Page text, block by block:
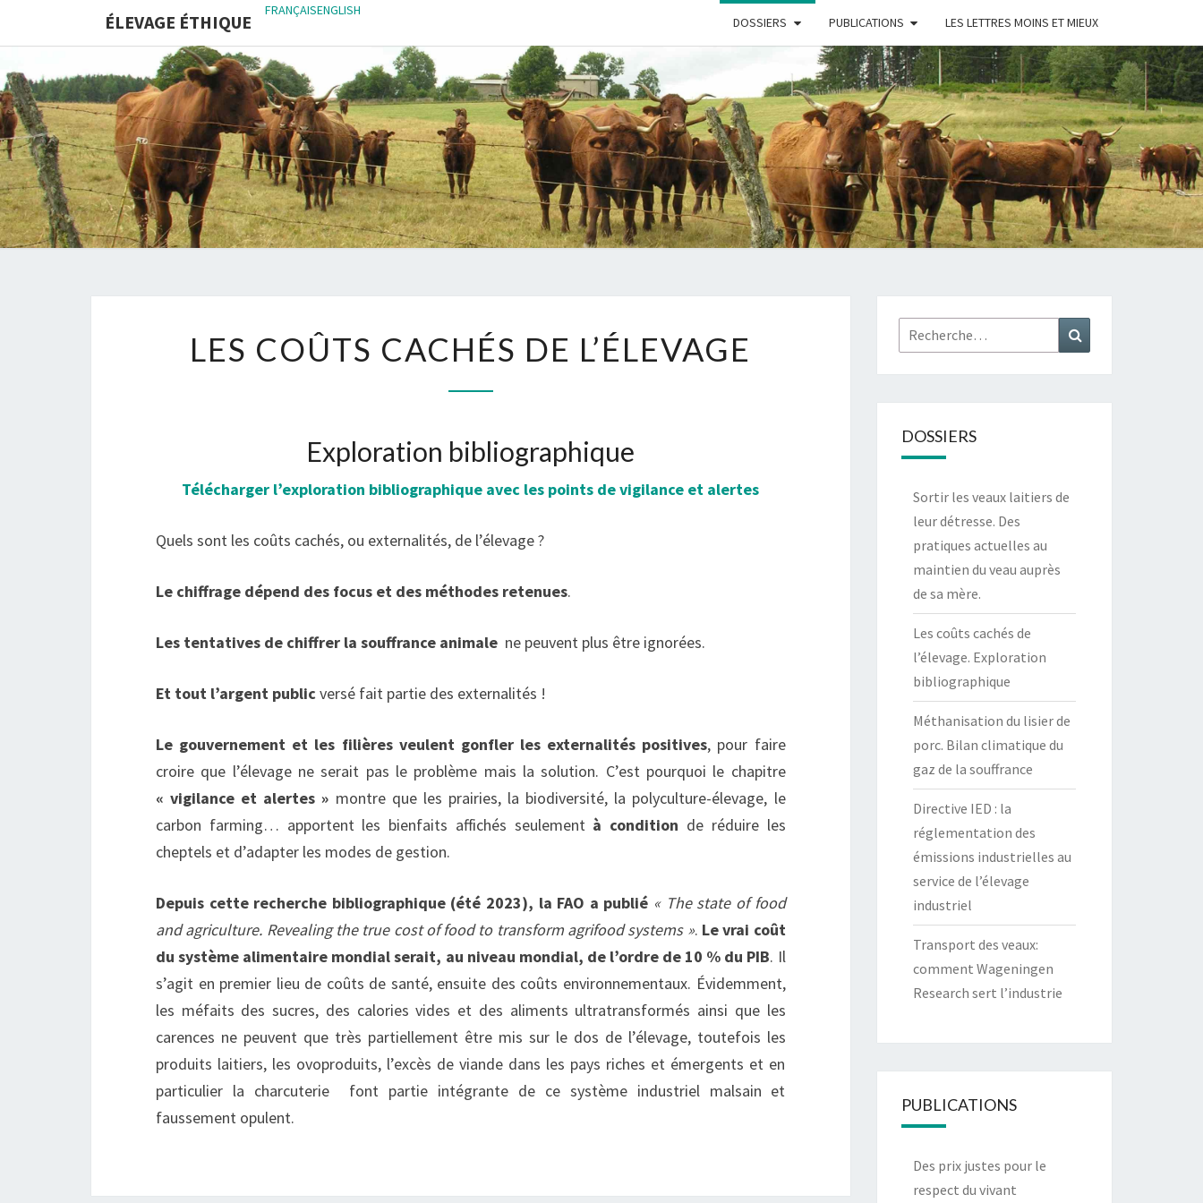
ÉLEVAGE ÉTHIQUE
FRANÇAISENGLISH
DOSSIERS PUBLICATIONS LES LETTRES MOINS ET MIEUX
ÉLEVAGE
ÉTHIQUE
COÛTS
LES COÛTS CACHÉS DE L’ÉLEVAGE
Exploration bibliographique
Télécharger l’exploration bibliographique avec les points de vigilance et alertes
Quels sont les coûts cachés, ou externalités, de l’élevage ?
Le chiffrage dépend des focus et des méthodes retenues.
Les tentatives de chiffrer la souffrance animale ne peuvent plus être ignorées.
Et tout l’argent public versé fait partie des externalités !
Le gouvernement et les filières veulent gonfler les externalités positives, pour faire
croire que l’élevage ne serait pas le problème mais la solution. C’est pourquoi le chapitre
« vigilance et alertes » montre que les prairies, la biodiversité, la polyculture-élevage, le
carbon farming… apportent les bienfaits affichés seulement à condition de réduire les
cheptels et d’adapter les modes de gestion.
Depuis cette recherche bibliographique (été 2023), la FAO a publié « The state of food
and agriculture. Revealing the true cost of food to transform agrifood systems ». Le vrai coût
du système alimentaire mondial serait, au niveau mondial, de l’ordre de 10 % du PIB. Il
s’agit en premier lieu de coûts de santé, ensuite des coûts environnementaux. Évidemment,
les méfaits des sucres, des calories vides et des aliments ultratransformés ainsi que les
carences ne peuvent que très partiellement être mis sur le dos de l’élevage, toutefois les
produits laitiers, les ovoproduits, l’excès de viande dans les pays riches et émergents et en
particulier la charcuterie font partie intégrante de ce système industriel malsain et
faussement opulent.
Rechercher :
DOSSIERS
Sortir les veaux laitiers de
leur détresse. Des
pratiques actuelles au
maintien du veau auprès
de sa mère.
Les coûts cachés de
l’élevage. Exploration
bibliographique
Méthanisation du lisier de
porc. Bilan climatique du
gaz de la souffrance
Directive IED : la
réglementation des
émissions industrielles au
service de l’élevage
industriel
Transport des veaux:
comment Wageningen
Research sert l’industrie
PUBLICATIONS
Des prix justes pour le
respect du vivant